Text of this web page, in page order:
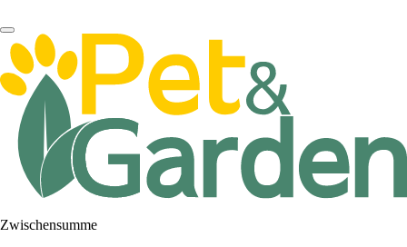
Zwischensumme